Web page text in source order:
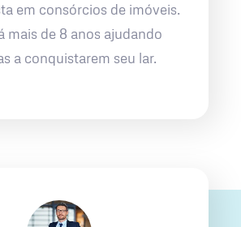
em consórcios de imóveis.
mais de 8 anos ajudando
a conquistarem seu lar.